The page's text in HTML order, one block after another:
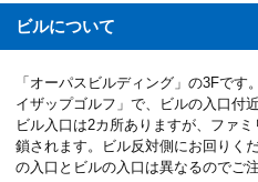
ビルについて
「オーパスビルディング」の3Fで
イザップゴルフ」で、ビルの入口付
ビル入口は2カ所ありますが、ファ
鎖されます。ビル反対側にお回りく
の入口とビルの入口は異なるのでご